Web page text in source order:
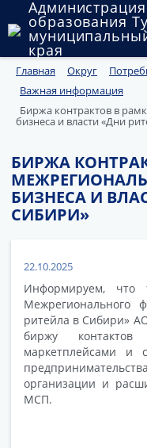
образования
края
Округ
Администрация
Государственный и
Муниципальное
Документы
Главная Округ
Важная информация
Биржа контрактов в
бизнеса и власти «Дни
БИРЖА
БИЗНЕСА И
СИБИРИ»
22.10.2025
Информируем,
Межрегионального
ритейла в Сибири»
биржу
маркетплейсами и
организации и
МСП.